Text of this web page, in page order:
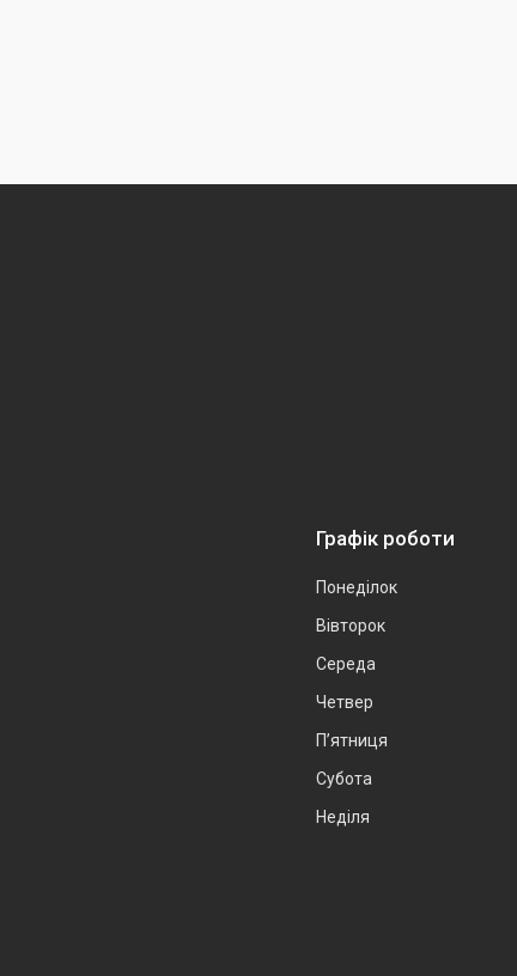
Графік роботи
Понеділок
Вівторок
Середа
Четвер
Пʼятниця
Субота
Неділя